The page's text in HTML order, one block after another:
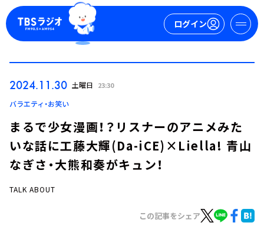
ログイン
ログイン
2024.11.30 土曜日 23:30
バラエティ・お笑い
まるで少女漫画！？リスナーのアニメみた
いな話に工藤大輝(Da-iCE)×Liella! 青山
なぎさ・大熊和奏がキュン！
TALK ABOUT
この記事をシェア